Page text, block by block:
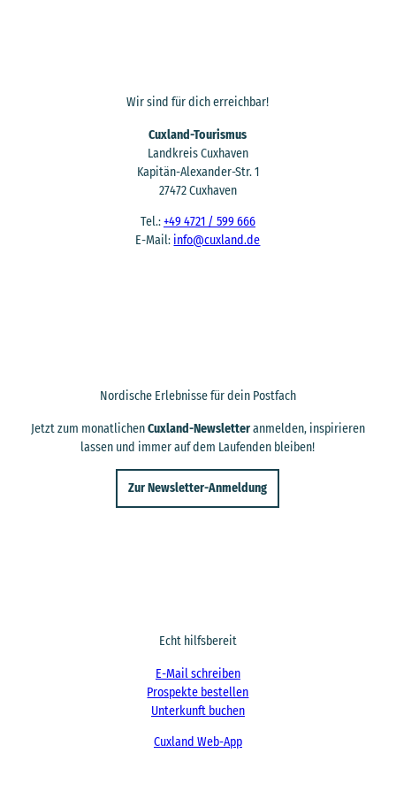
Wir sind für dich erreichbar!
Cuxland-Tourismus
Landkreis Cuxhaven
Kapitän-Alexander-Str. 1
27472 Cuxhaven
Tel.:+49 4721 / 599 666
E-Mail: info@cuxland.de
Nordische Erlebnisse für dein Postfach
Jetzt zum monatlichenCuxland-Newsletteranmelden, inspirieren
lassen und immer auf dem Laufenden bleiben!
Zur Newsletter-Anmeldung
Echt hilfsbereit
E-Mail schreiben
Prospekte bestellen
Unterkunft buchen
Cuxland Web-App